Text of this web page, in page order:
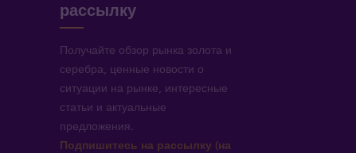
рассылку
Получайте обзор рынка золота и
серебра, ценные новости о
ситуации на рынке, интересные
статьи и актуальные
предложения.
Подпишитесь на рассылку (на